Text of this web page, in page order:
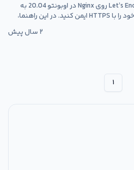
نصب گواهی SSL رایگان Let’s Encrypt روی Nginx در اوبونتو 20.04 به
شما کمک می‌کند تا وب‌سایت خود را با HTTPS ایمن کنید. در این راهنما،
مراحل نصب Certbot، پیکربندی Nginx، دریافت گواهی و تمدید خودکار را
۲ سال پیش
۱